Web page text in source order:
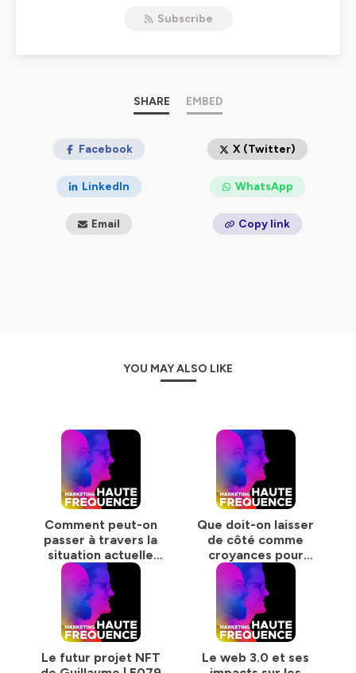
Le Marketing Haute Fréquence.
information.
Subscribe
SHARE EMBED
Facebook X (Twitter)
LinkedIn WhatsApp
Email Copy link
YOU MAY ALSO LIKE
Comment peut-on
passer à travers la
situation actuelle
en haute fréquence
? | E082
Que doit-on laisser
de côté comme
croyances pour
être prêt pour le
web 3.0? | E081
Le futur projet NFT
Le web 3.0 et ses